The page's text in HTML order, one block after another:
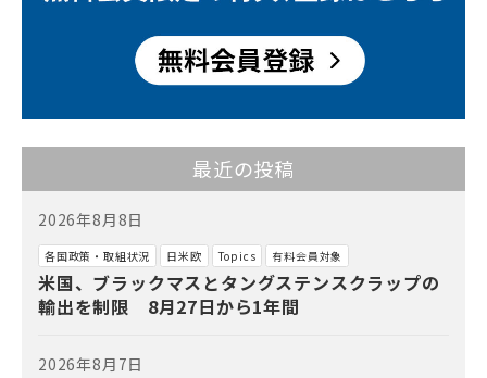
最近の投稿
2026年8月8日
各国政策・取組状況 日米欧 Topics 有料会員対象
米国、ブラックマスとタングステンスクラップの
輸出を制限 8月27日から1年間
2026年8月7日